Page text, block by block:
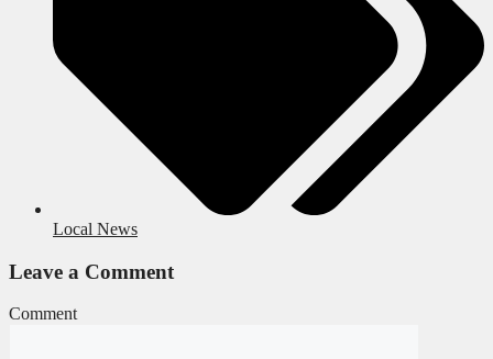
Local News
Leave a Comment
Comment